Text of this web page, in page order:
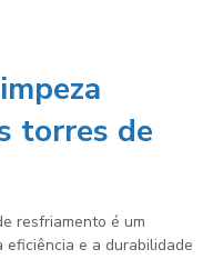
torres de
resfriamento é um
e a durabilidade